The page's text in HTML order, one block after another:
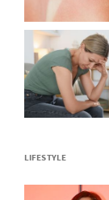
LIFESTYLE